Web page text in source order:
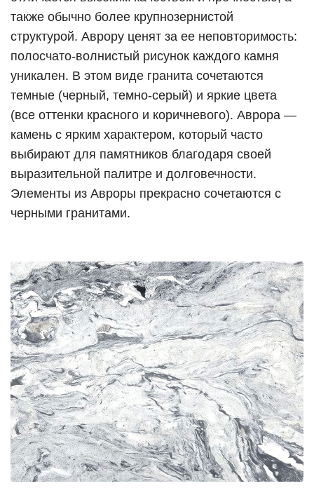
также обычно более крупнозернистой
структурой. Аврору ценят за ее неповторимость:
полосчато-волнистый рисунок каждого камня
уникален. В этом виде гранита сочетаются
темные (черный, темно-серый) и яркие цвета
(все оттенки красного и коричневого). Аврора —
камень с ярким характером, который часто
выбирают для памятников благодаря своей
выразительной палитре и долговечности.
Элементы из Авроры прекрасно сочетаются с
черными гранитами.